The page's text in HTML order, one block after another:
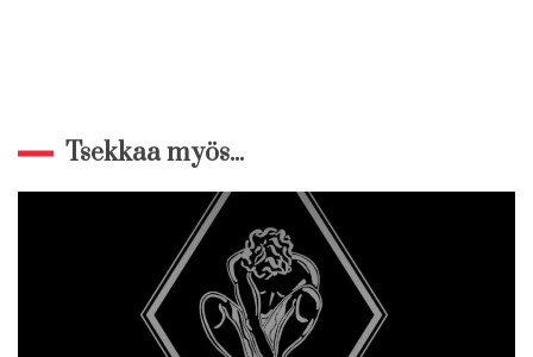
Tsekkaa myös...